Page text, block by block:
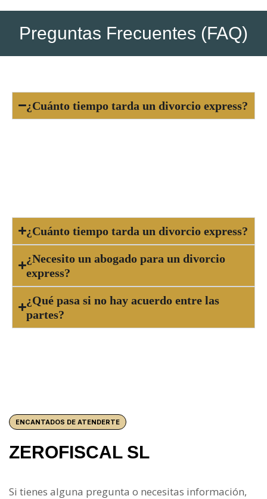
Preguntas Frecuentes (FAQ)
¿Cuánto tiempo tarda un divorcio express?
¿Cuánto tiempo tarda un divorcio express?
¿Necesito un abogado para un divorcio
express?
¿Qué pasa si no hay acuerdo entre las
partes?
ENCANTADOS DE ATENDERTE
ZEROFISCAL SL
Si tienes alguna pregunta o necesitas información,